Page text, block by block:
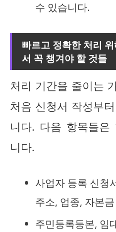
수 있습니다.
빠르고 정확한 처리
서 꼭 챙겨야 할 것들
처리 기간을 줄이는
처음 신청서 작성부
니다. 다음 항목들
니다.
사업자 등록 신청
주소, 업종, 자본
주민등록등본, 임